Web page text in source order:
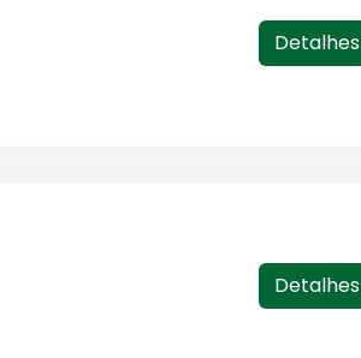
Detalhes
Detalhes